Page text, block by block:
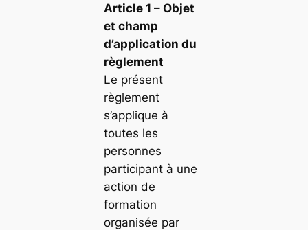
Article 1 – Objet
et champ
d’application du
règlement
Le présent
règlement
s’applique à
toutes les
personnes
participant à une
action de
formation
organisée par